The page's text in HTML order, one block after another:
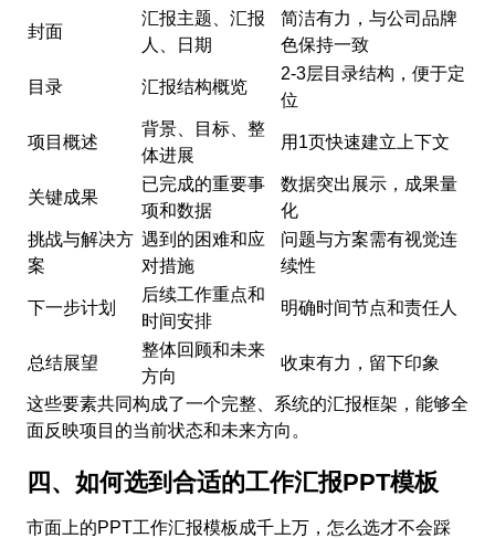
封面
汇报主题、汇报
人、日期
简洁有力，与公司品牌
色保持一致
目录 汇报结构概览
2-3层目录结构，便于定
位
项目概述
背景、目标、整
体进展
用1页快速建立上下文
关键成果
已完成的重要事
项和数据
数据突出展示，成果量
化
挑战与解决方
案
遇到的困难和应
对措施
问题与方案需有视觉连
续性
下一步计划
后续工作重点和
时间安排
明确时间节点和责任人
总结展望
整体回顾和未来
方向
收束有力，留下印象
这些要素共同构成了一个完整、系统的汇报框架，能够全
面反映项目的当前状态和未来方向。
四、如何选到合适的工作汇报PPT模板
市面上的PPT工作汇报模板成千上万，怎么选才不会踩